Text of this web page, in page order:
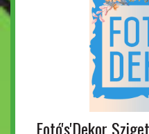
Fotó's'Dekor